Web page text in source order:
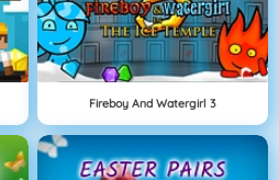
Fireboy And Watergirl 3